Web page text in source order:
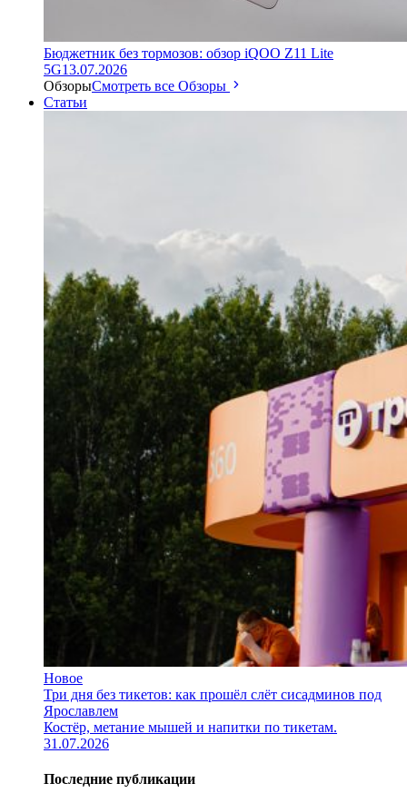
Бюджетник без тормозов: обзор iQOO Z11 Lite
5G13.07.2026
ОбзорыСмотреть все Обзоры
Статьи
Новое
Три дня без тикетов: как прошёл слёт сисадминов под
Ярославлем
Костёр, метание мышей и напитки по тикетам.
31.07.2026
Последние публикации